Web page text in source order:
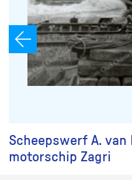
Scheepswerf A. van
motorschip Zagri